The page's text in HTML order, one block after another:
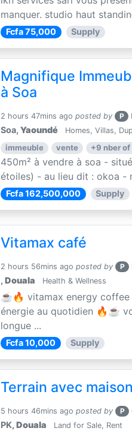
manquer. studio haut
Fcfa 75,000 Supply
Magnifique
à Soa
2 hours 47mins ago posted by P
Soa,Yaoundé Homes, Villas,
immeuble vente +9 nber
450m² à vendre à soa -
étoiles) - au lieu dit : okoa -
Fcfa 162,500,000 Supply
Vitamax café
2 hours 56mins ago posted by P
,Douala Health & Wellness
☕🔥 vitamax energy
énergie au quotidien 🔥☕
longue ...
Fcfa 10,000 Supply
Terrain avec
5 hours 46mins ago posted by P
PK,Douala Land for Sale, Rent